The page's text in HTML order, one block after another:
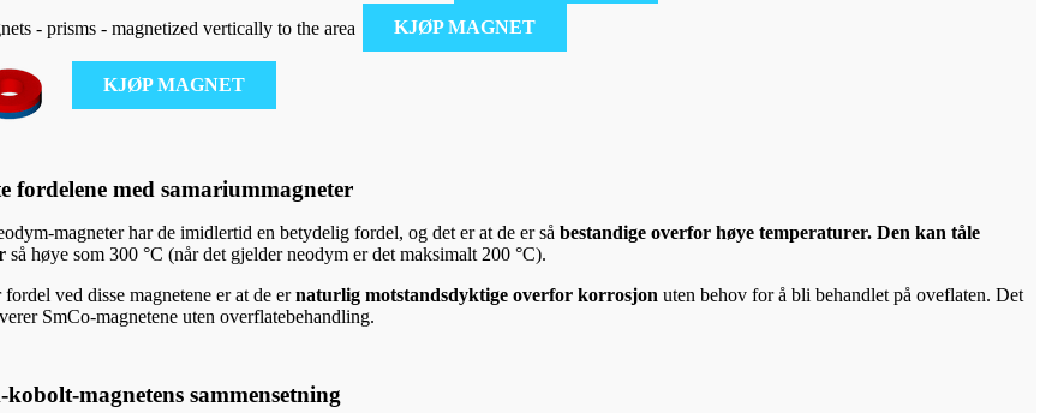
KJØP MAGNET
KJØP MAGNET
fordelene med samariummagneter
magneter har de imidlertid en betydelig fordel, og det er at de er såbestandige overfor høye temperaturer. Den kan tåle
så høye som 300 °C (når det gjelder neodym er det maksimalt 200 °C).
fordel ved disse magnetene er at de ernaturlig motstandsdyktige overfor korrosjon uten behov for å bli behandlet på oveflaten. Det
SmCo-magnetene uten overflatebehandling.
magnetens sammensetning